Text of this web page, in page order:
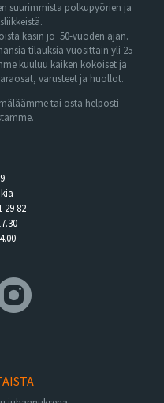
suurimmista polkupyörien ja
käsin jo 50-vuoden ajan.
tilauksia vuosittain yli 25-
kuuluu kaiken kokoiset ja
varusteet ja huollot.
tai osta helposti
29 82